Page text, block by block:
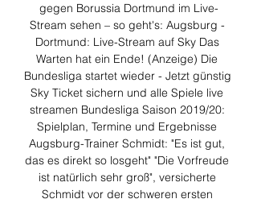
gegen Borussia Dortmund im Live-
Stream sehen – so geht's: Augsburg -
Dortmund: Live-Stream auf Sky Das
Warten hat ein Ende! (Anzeige) Die
Bundesliga startet wieder - Jetzt günstig
Sky Ticket sichern und alle Spiele live
streamen Bundesliga Saison 2019/20:
Spielplan, Termine und Ergebnisse
Augsburg-Trainer Schmidt: "Es ist gut,
das es direkt so losgeht" "Die Vorfreude
ist natürlich sehr groß", versicherte
Schmidt vor der schweren ersten